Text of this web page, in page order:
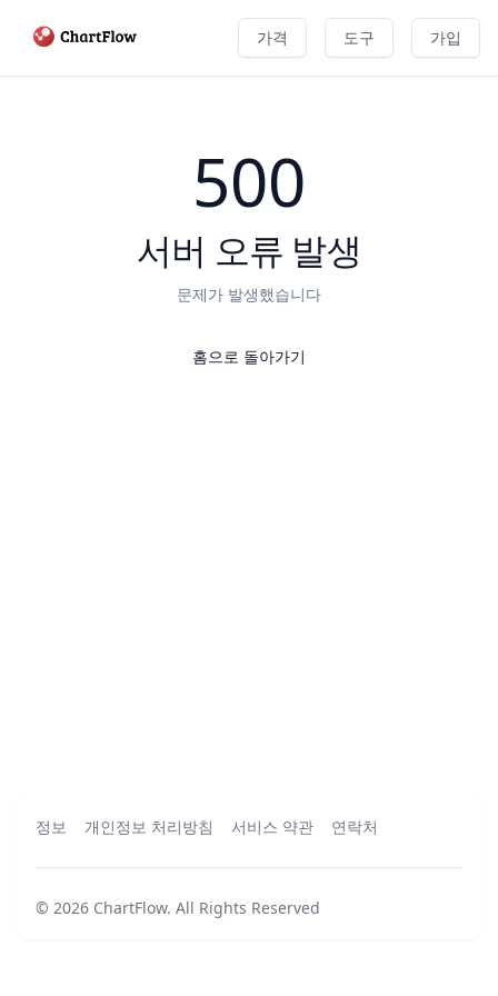
가격 도구 가입
500
서버 오류 발생
문제가 발생했습니다
홈으로 돌아가기
정보 개인정보 처리방침 서비스 약관 연락처
© 2026 ChartFlow. All Rights Reserved